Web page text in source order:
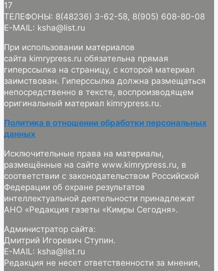
17
ТЕЛЕФОНЫ: 8(48236) 3-62-58, 8(905) 608-80-08
E-MAIL: ksha@list.ru
При использовании материалов
сайта kimrypress.ru обязательна прямая
гиперссылка на страницу, с которой материал
заимствован. Гиперссылка должна размещаться
непосредственно в тексте, воспроизводящем
оригинальный материал kimrypress.ru.
Политика в отношении обработки персональных
данных
Исключительные права на материалы,
размещённые на сайте www.kimrypress.ru, в
соответствии с законодательством Российской
Федерации об охране результатов
интеллектуальной деятельности принадлежат
АНО «Редакция газеты «Кимры Сегодня».
Администратор сайта:
Дмитрий Игоревич Ступин.
E-MAIL: ksha@list.ru
Редакция не несет ответственности за мнения,